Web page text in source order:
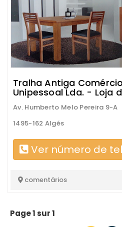
Tralha Antiga
Unipessoal Lda. - Loja
Av. Humberto Melo Pereira 9-A
1495-162 Algés
Ver número de
comentários
Page 1 sur 1